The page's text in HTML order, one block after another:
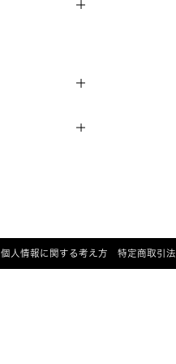
個人情報に関する考え方 特定商取引